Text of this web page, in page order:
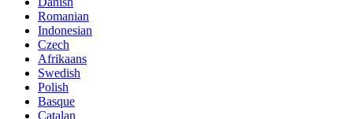
Romanian
Indonesian
Czech
Afrikaans
Swedish
Polish
Basque
Catalan